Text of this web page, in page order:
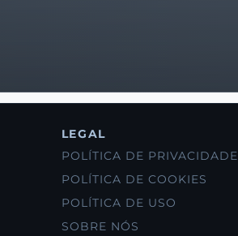
LEGAL
POLÍTICA DE PRIVACIDADE
POLÍTICA DE COOKIES
POLÍTICA DE USO
SOBRE NÓS